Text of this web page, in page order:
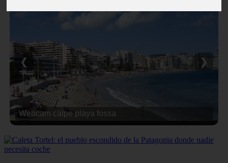
Webcam calpe playa fossa
❮ ❯